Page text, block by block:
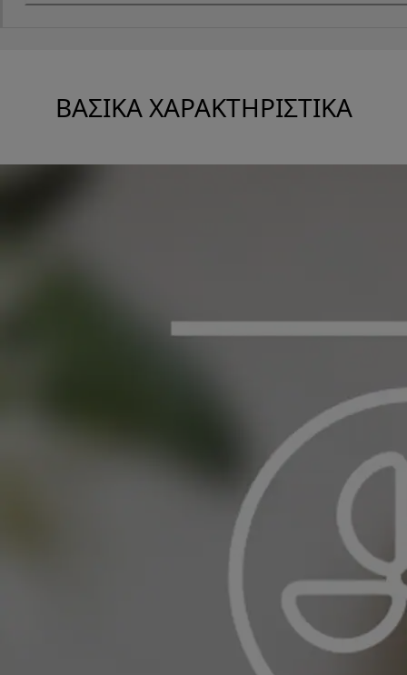
ΒΑΣΙΚΆ ΧΑΡΑΚΤΗΡΙΣΤΙΚΆ